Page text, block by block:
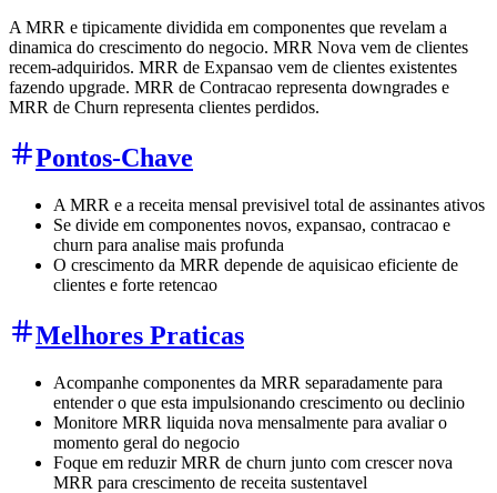
A MRR e tipicamente dividida em componentes que revelam a
dinamica do crescimento do negocio. MRR Nova vem de clientes
recem-adquiridos. MRR de Expansao vem de clientes existentes
fazendo upgrade. MRR de Contracao representa downgrades e
MRR de Churn representa clientes perdidos.
Pontos-Chave
A MRR e a receita mensal previsivel total de assinantes ativos
Se divide em componentes novos, expansao, contracao e
churn para analise mais profunda
O crescimento da MRR depende de aquisicao eficiente de
clientes e forte retencao
Melhores Praticas
Acompanhe componentes da MRR separadamente para
entender o que esta impulsionando crescimento ou declinio
Monitore MRR liquida nova mensalmente para avaliar o
momento geral do negocio
Foque em reduzir MRR de churn junto com crescer nova
MRR para crescimento de receita sustentavel